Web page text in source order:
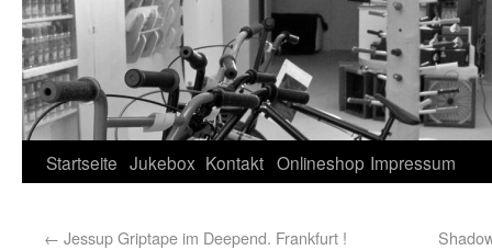
Startseite Jukebox Kontakt Onlineshop Impressum
← Jessup Griptape im Deepend. Frankfurt !